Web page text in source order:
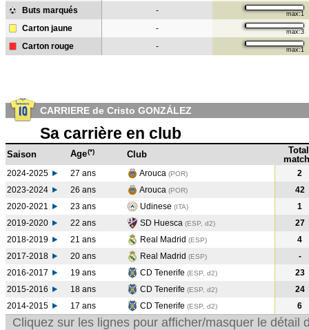
Buts marqués - max:1
Carton jaune - max:3
Carton rouge - max:1
CARRIERE de Cristo GONZÁLEZ
Sa carrière en club
Saison Age(*) Club
Total
2024-2025 27 ans Arouca (POR)
2
2023-2024
26 ans Arouca (POR)
42
2020-2021
23 ans Udinese (ITA)
1
2019-2020
22 ans SD Huesca (ESP, d2)
27
2018-2019
21 ans Real Madrid (ESP)
4
2017-2018
20 ans Real Madrid (ESP)
-
2016-2017
19 ans CD Tenerife (ESP, d2)
23
2015-2016
18 ans CD Tenerife (ESP, d2)
24
2014-2015
17 ans CD Tenerife (ESP, d2) 6
Cliquez sur les lignes pour afficher/masquer le détail